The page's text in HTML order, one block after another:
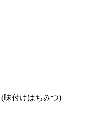
(味付けはちみつ)